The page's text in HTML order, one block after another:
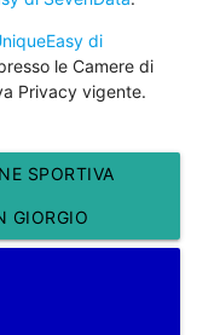
di
le Camere di
Privacy vigente.
SPORTIVA
GIORGIO